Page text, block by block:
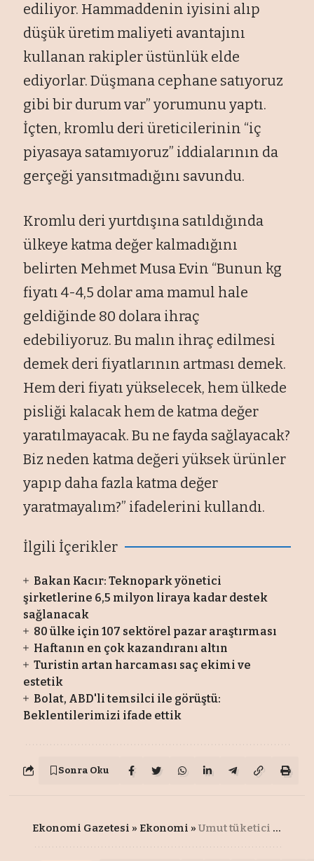
ediliyor. Hammaddenin iyisini alıp
düşük üretim maliyeti avantajını
kullanan rakipler üstünlük elde
ediyorlar. Düşmana cephane satıyoruz
gibi bir durum var” yorumunu yaptı.
İçten, kromlu deri üreticilerinin “iç
piyasaya satamıyoruz” iddialarının da
gerçeği yansıtmadığını savundu.
Kromlu deri yurtdışına satıldığında
ülkeye katma değer kalmadığını
belirten Mehmet Musa Evin “Bunun kg
fiyatı 4-4,5 dolar ama mamul hale
geldiğinde 80 dolara ihraç
edebiliyoruz. Bu malın ihraç edilmesi
demek deri fiyatlarının artması demek.
Hem deri fiyatı yükselecek, hem ülkede
pisliği kalacak hem de katma değer
yaratılmayacak. Bu ne fayda sağlayacak?
Biz neden katma değeri yüksek ürünler
yapıp daha fazla katma değer
yaratmayalım?” ifadelerini kullandı.
İlgili İçerikler
Bakan Kacır: Teknopark yönetici
şirketlerine 6,5 milyon liraya kadar destek
sağlanacak
80 ülke için 107 sektörel pazar araştırması
Haftanın en çok kazandıranı altın
Turistin artan harcaması saç ekimi ve
estetik
Bolat, ABD'li temsilci ile görüştü:
Beklentilerimizi ifade ettik
Sonra Oku
Ekonomi Gazetesi » Ekonomi »Umut tüketici güvenini yükseltti